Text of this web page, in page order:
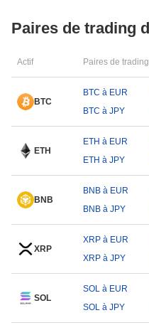
Paires de trading
Actif Paires de trading
BTC
BTC à EUR
BTC à JPY
ETH
ETH à EUR
ETH à JPY
BNB
BNB à EUR
BNB à JPY
XRP
XRP à EUR
XRP à JPY
SOL
SOL à EUR
SOL à JPY